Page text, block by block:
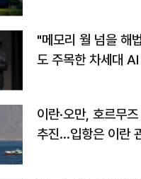
"메모리 월 넘을 해
도 주목한 차세대 AI
이란·오만, 호르무
추진…입항은 이란